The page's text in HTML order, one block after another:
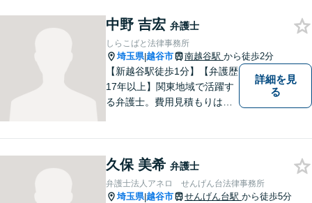
金、 労働、企業法務など、多
岐に渡る分野に精通していま
す。お困りごとはお気軽にご
連絡ください。
中野 吉宏 弁護士
しらこばと法律事務所
埼玉県|越谷市 南越谷駅 から徒歩2分
【新越谷駅徒歩1分】【弁護歴
17年以上】関東地域で活躍す
る弁護士。費用見積もりは無
最短で納得の解決へと導ける
よう尽力いたします。【駐車
場近く】
詳細を見
る
久保 美希 弁護士
弁護士法人アネロ せんげん台法律事務所
埼玉県|越谷市 せんげん台駅 から徒歩5分